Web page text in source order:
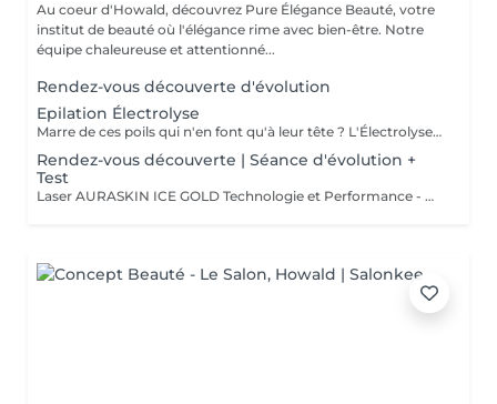
Au coeur d'Howald, découvrez Pure Élégance Beauté, votre
institut de beauté où l'élégance rime avec bien-être. Notre
équipe chaleureuse et attentionné...
Rendez-vous découverte d'évolution
Epilation Électrolyse
Marre de ces poils qui n'en font qu'à leur tête ? L'Électrolyse est l'unique méthode reconnue comme 100% définitive, poil par poil. Elle neutralise tout, même les poils blonds, blancs ou ceux que le laser a ratés. C'est précis, c'est permanent. Le prix s'ajuste à la minute : vous ne payez que le temps vraiment nécessaire.
Rendez-vous découverte | Séance d'évolution +
Test
Laser AURASKIN ICE GOLD Technologie et Performance - multi- longueurs d'onde - tous les phototypes de peau - efficacité - durabilité - confort du traitement extrême - moins de douleurs grâce à son system de refroidissement très performant